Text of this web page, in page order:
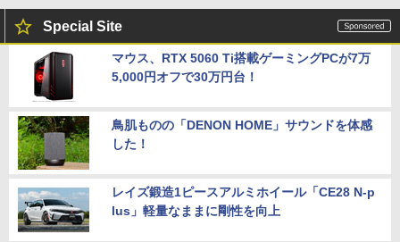
Special Site
マウス、RTX 5060 Ti搭載ゲーミングPCが7万
5,000円オフで30万円台！
鳥肌ものの「DENON HOME」サウンドを体感
した！
レイズ鍛造1ピースアルミホイール「CE28 N-p
lus」軽量なままに剛性を向上